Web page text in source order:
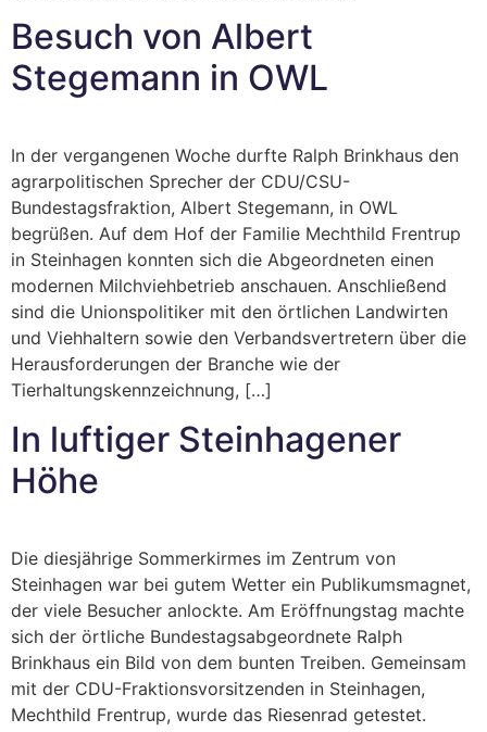
Besuch von Albert
Stegemann in OWL
In der vergangenen Woche durfte Ralph Brinkhaus den
agrarpolitischen Sprecher der CDU/CSU-
Bundestagsfraktion, Albert Stegemann, in OWL
begrüßen. Auf dem Hof der Familie Mechthild Frentrup
in Steinhagen konnten sich die Abgeordneten einen
modernen Milchviehbetrieb anschauen. Anschließend
sind die Unionspolitiker mit den örtlichen Landwirten
und Viehhaltern sowie den Verbandsvertretern über die
Herausforderungen der Branche wie der
Tierhaltungskennzeichnung, […]
In luftiger Steinhagener
Höhe
Die diesjährige Sommerkirmes im Zentrum von
Steinhagen war bei gutem Wetter ein Publikumsmagnet,
der viele Besucher anlockte. Am Eröffnungstag machte
sich der örtliche Bundestagsabgeordnete Ralph
Brinkhaus ein Bild von dem bunten Treiben. Gemeinsam
mit der CDU-Fraktionsvorsitzenden in Steinhagen,
Mechthild Frentrup, wurde das Riesenrad getestet.